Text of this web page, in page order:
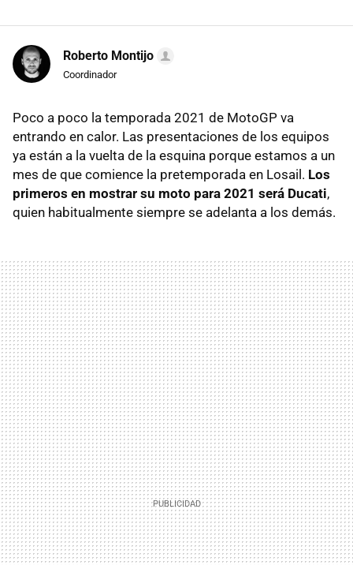
Roberto Montijo
Coordinador
Poco a poco la temporada 2021 de MotoGP va
entrando en calor. Las presentaciones de los equipos
ya están a la vuelta de la esquina porque estamos a un
mes de que comience la pretemporada en Losail. Los
primeros en mostrar su moto para 2021 será Ducati,
quien habitualmente siempre se adelanta a los demás.